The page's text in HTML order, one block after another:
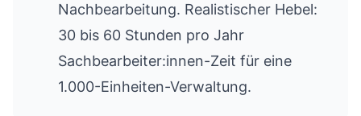
Nachbearbeitung. Realistischer Hebel:
30 bis 60 Stunden pro Jahr
Sachbearbeiter:innen-Zeit für eine
1.000-Einheiten-Verwaltung.